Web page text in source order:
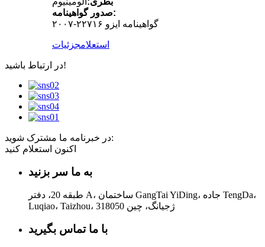
صدور گواهینامه:
گواهینامه ایزو ۲۲۷۱۶-۲۰۰۷
استعلامجزئیات
در ارتباط باشید!
در خبرنامه ما مشترک شوید:
اکنون استعلام کنید
به ما سر بزنید
طبقه 20، دفتر A، ساختمان GangTai YiDing، جاده TengDa،
Luqiao، Taizhou، ژجیانگ، چین 318050
با ما تماس بگیرید